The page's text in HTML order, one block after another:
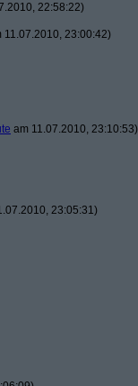
22:58:22)
11.07.2010, 23:00:42)
am 11.07.2010, 23:10:53)
23:05:31)